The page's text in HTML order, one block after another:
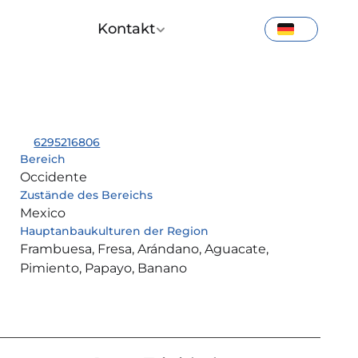
Kontakt
6295216806
Bereich
Occidente
Zustände des Bereichs
Mexico
Hauptanbaukulturen der Region
Frambuesa, Fresa, Arándano, Aguacate,
Pimiento, Papayo, Banano